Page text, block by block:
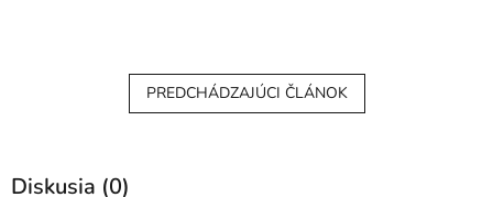
PREDCHÁDZAJÚCI ČLÁNOK
Diskusia (0)